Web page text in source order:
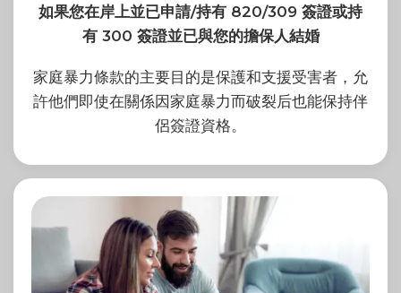
如果您在岸上並已申請/持有 820/309 簽證或持
有 300 簽證並已與您的擔保人結婚
家庭暴力條款的主要目的是保護和支援受害者，允
許他們即使在關係因家庭暴力而破裂后也能保持伴
侶簽證資格。